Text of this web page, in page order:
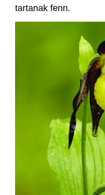
tartanak fenn.